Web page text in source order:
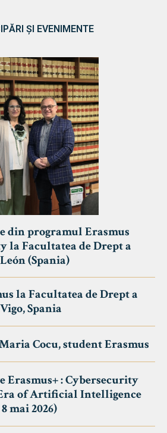
ȘI EVENIMENTE
din programul Erasmus
la Facultatea de Drept a
(Spania)
la Facultatea de Drept a
Spania
Cocu, student Erasmus
Erasmus+ : Cybersecurity
of Artificial Intelligence
mai 2026)